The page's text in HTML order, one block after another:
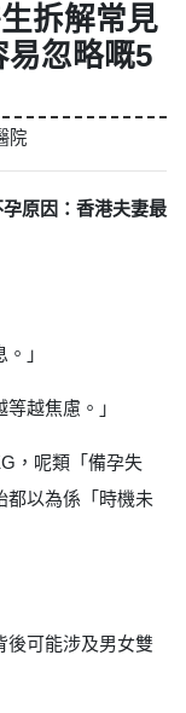
拆解常見
易忽略嘅5
院
原因：香港夫妻最
」
越焦慮。」
，呢類「備孕失
都以為係「時機未
後可能涉及男女雙